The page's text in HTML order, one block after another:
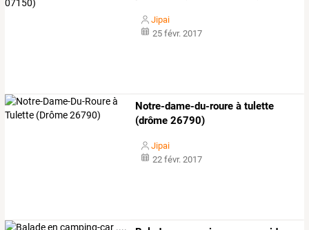
Jipai
25 févr. 2017
Notre-dame-du-roure à tulette
(drôme 26790)
Jipai
22 févr. 2017